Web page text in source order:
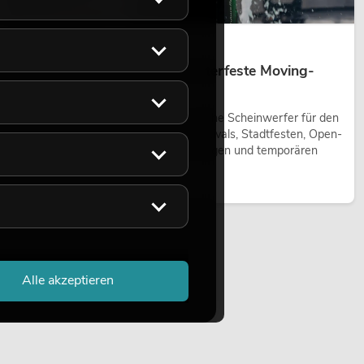
Outdoor Moving-Heads: Wetterfeste Moving-
Outdoor Moving-Heads sind bewegliche Scheinwerfer für den
Einsatz im Freien. Sie werden bei Festivals, Stadtfesten, Open-
Air-Konzerten, Architekturinszenierungen und temporären
Jetzt lesen
Alle akzeptieren